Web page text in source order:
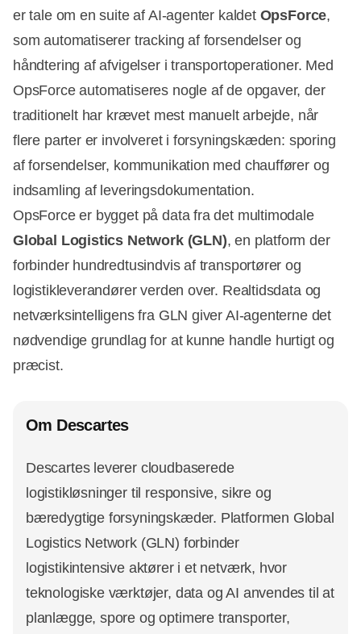
er tale om en suite af AI-agenter kaldet OpsForce,
som automatiserer tracking af forsendelser og
håndtering af afvigelser i transportoperationer. Med
OpsForce automatiseres nogle af de opgaver, der
traditionelt har krævet mest manuelt arbejde, når
flere parter er involveret i forsyningskæden: sporing
af forsendelser, kommunikation med chauffører og
indsamling af leveringsdokumentation.
OpsForce er bygget på data fra det multimodale
Global Logistics Network (GLN), en platform der
forbinder hundredtusindvis af transportører og
logistikleverandører verden over. Realtidsdata og
netværksintelligens fra GLN giver AI-agenterne det
nødvendige grundlag for at kunne handle hurtigt og
præcist.
Om Descartes
Descartes leverer cloudbaserede
logistikløsninger til responsive, sikre og
bæredygtige forsyningskæder. Platformen Global
Logistics Network (GLN) forbinder
logistikintensive aktører i et netværk, hvor
teknologiske værktøjer, data og AI anvendes til at
planlægge, spore og optimere transporter,